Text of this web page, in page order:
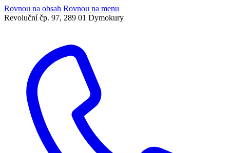
Rovnou na obsah Rovnou na menu
Revoluční čp. 97, 289 01 Dymokury